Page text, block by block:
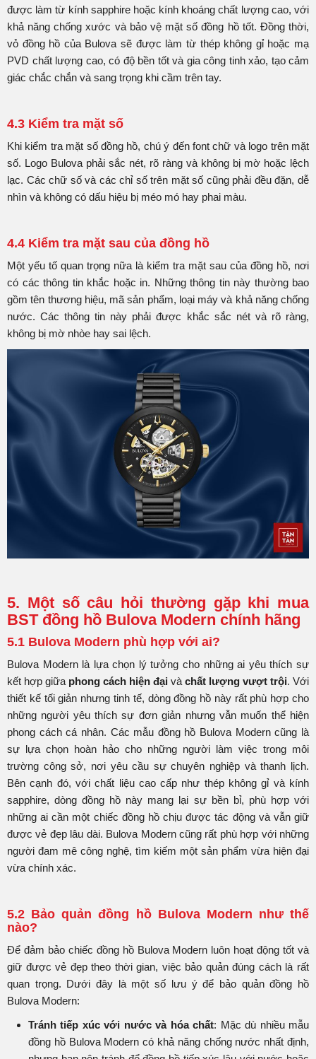
được làm từ kính sapphire hoặc kính khoáng chất lượng cao, với
khả năng chống xước và bảo vệ mặt số đồng hồ tốt. Đồng thời,
vỏ đồng hồ của Bulova sẽ được làm từ thép không gỉ hoặc mạ
PVD chất lượng cao, có độ bền tốt và gia công tinh xảo, tạo cảm
giác chắc chắn và sang trọng khi cầm trên tay.
4.3 Kiểm tra mặt số
Khi kiểm tra mặt số đồng hồ, chú ý đến font chữ và logo trên mặt
số. Logo Bulova phải sắc nét, rõ ràng và không bị mờ hoặc lệch
lạc. Các chữ số và các chỉ số trên mặt số cũng phải đều đặn, dễ
nhìn và không có dấu hiệu bị méo mó hay phai màu.
4.4 Kiểm tra mặt sau của đồng hồ
Một yếu tố quan trọng nữa là kiểm tra mặt sau của đồng hồ, nơi
có các thông tin khắc hoặc in. Những thông tin này thường bao
gồm tên thương hiệu, mã sản phẩm, loại máy và khả năng chống
nước. Các thông tin này phải được khắc sắc nét và rõ ràng,
không bị mờ nhòe hay sai lệch.
5. Một số câu hỏi thường gặp khi mua
BST đồng hồ Bulova Modern chính hãng
5.1 Bulova Modern phù hợp với ai?
Bulova Modern là lựa chọn lý tưởng cho những ai yêu thích sự
kết hợp giữa phong cách hiện đại và chất lượng vượt trội. Với
thiết kế tối giản nhưng tinh tế, dòng đồng hồ này rất phù hợp cho
những người yêu thích sự đơn giản nhưng vẫn muốn thể hiện
phong cách cá nhân. Các mẫu đồng hồ Bulova Modern cũng là
sự lựa chọn hoàn hảo cho những người làm việc trong môi
trường công sở, nơi yêu cầu sự chuyên nghiệp và thanh lịch.
Bên cạnh đó, với chất liệu cao cấp như thép không gỉ và kính
sapphire, dòng đồng hồ này mang lại sự bền bỉ, phù hợp với
những ai cần một chiếc đồng hồ chịu được tác động và vẫn giữ
được vẻ đẹp lâu dài. Bulova Modern cũng rất phù hợp với những
người đam mê công nghệ, tìm kiếm một sản phẩm vừa hiện đại
vừa chính xác.
5.2 Bảo quản đồng hồ Bulova Modern như thế
nào?
Để đảm bảo chiếc đồng hồ Bulova Modern luôn hoạt động tốt và
giữ được vẻ đẹp theo thời gian, việc bảo quản đúng cách là rất
quan trọng. Dưới đây là một số lưu ý để bảo quản đồng hồ
Bulova Modern:
Tránh tiếp xúc với nước và hóa chất: Mặc dù nhiều mẫu
đồng hồ Bulova Modern có khả năng chống nước nhất định,